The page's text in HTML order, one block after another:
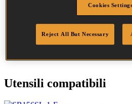
35 mm
8.0 mm
Punta
Scalpello
Utensili compatibili
Cookies Settings
Reject All But Necessary